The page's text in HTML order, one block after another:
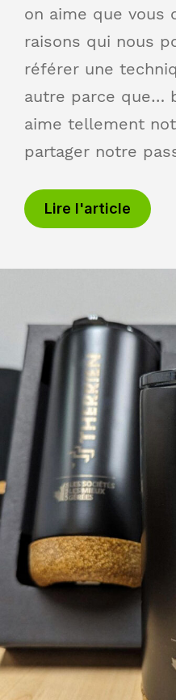
on aime que vous
raisons qui nous
référer une
autre parce que…
aime tellement
partager notre
Lire l'article